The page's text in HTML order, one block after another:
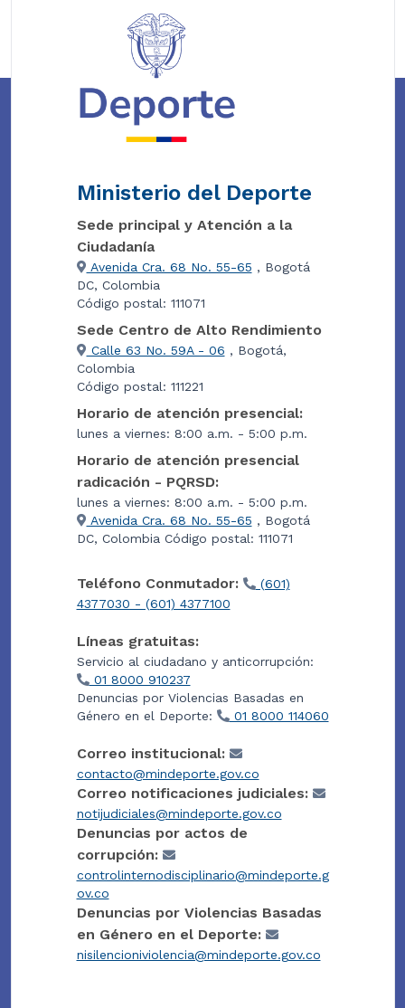
Ministerio del Deporte
Sede principal y Atención a la
Ciudadanía
Avenida Cra. 68 No. 55-65 , Bogotá
DC, Colombia
Código postal: 111071
Sede Centro de Alto Rendimiento
Calle 63 No. 59A - 06 , Bogotá,
Colombia
Código postal: 111221
Horario de atención presencial:
lunes a viernes: 8:00 a.m. - 5:00 p.m.
Horario de atención presencial
radicación - PQRSD:
lunes a viernes: 8:00 a.m. - 5:00 p.m.
Avenida Cra. 68 No. 55-65 , Bogotá
DC, Colombia Código postal: 111071
Teléfono Conmutador:
(601)
4377030 - (601) 4377100
Líneas gratuitas:
Servicio al ciudadano y anticorrupción:
01 8000 910237
Denuncias por Violencias Basadas en
Género en el Deporte:
01 8000 114060
Correo institucional:
contacto@mindeporte.gov.co
Correo notificaciones judiciales:
notijudiciales@mindeporte.gov.co
Denuncias por actos de
corrupción:
controlinternodisciplinario@mindeporte.g
ov.co
Denuncias por Violencias Basadas
en Género en el Deporte:
nisilencioniviolencia@mindeporte.gov.co